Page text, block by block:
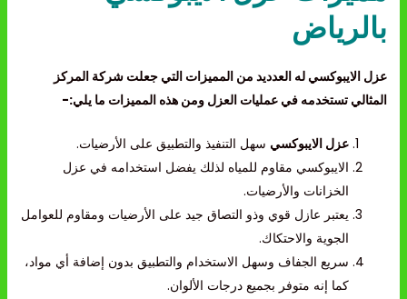
بالرياض
عزل الايبوكسي له العدديد من المميزات التي جعلت شركة المركز
المثالي تستخدمه في عمليات العزل ومن هذه المميزات ما يلي:-
عزل الايبوكسي سهل التنفيذ والتطبيق على الأرضيات.
الايبوكسي مقاوم للمياه لذلك يفضل استخدامه في عزل
الخزانات والأرضيات.
يعتبر عازل قوي وذو التصاق جيد على الأرضيات ومقاوم للعوامل
الجوية والاحتكاك.
سريع الجفاف وسهل الاستخدام والتطبيق بدون إضافة أي مواد،
كما إنه متوفر بجميع درجات الألوان.